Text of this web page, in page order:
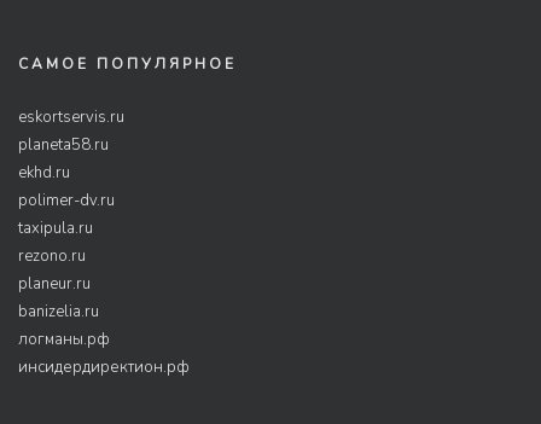
САМОЕ ПОПУЛЯРНОЕ
eskortservis.ru
planeta58.ru
ekhd.ru
polimer-dv.ru
taxipula.ru
rezono.ru
planeur.ru
banizelia.ru
логманы.рф
инсидердиректион.рф